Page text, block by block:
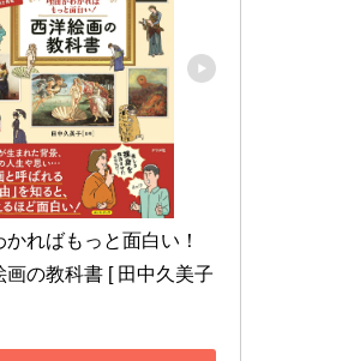
かればもっと面白い！
の教科書 [ 田中久美子